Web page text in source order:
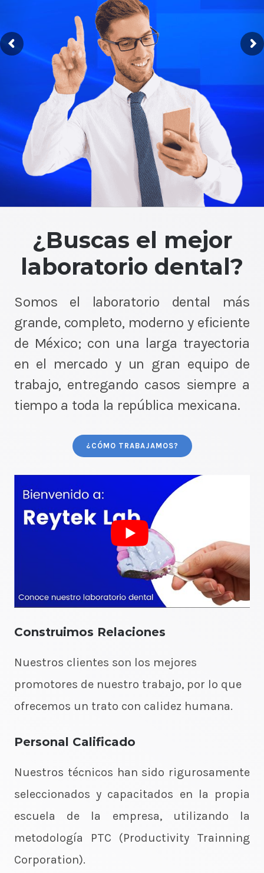
¿Buscas el mejor
laboratorio dental?
Somos el laboratorio dental más
grande, completo, moderno y eficiente
de México; con una larga trayectoria
en el mercado y un gran equipo de
trabajo, entregando casos siempre a
tiempo a toda la república mexicana.
¿CÓMO TRABAJAMOS?
Construimos Relaciones
Nuestros clientes son los mejores
promotores de nuestro trabajo, por lo que
ofrecemos un trato con calidez humana.
Personal Calificado
Nuestros técnicos han sido rigurosamente
seleccionados y capacitados en la propia
escuela de la empresa, utilizando la
metodología PTC (Productivity Trainning
Corporation).